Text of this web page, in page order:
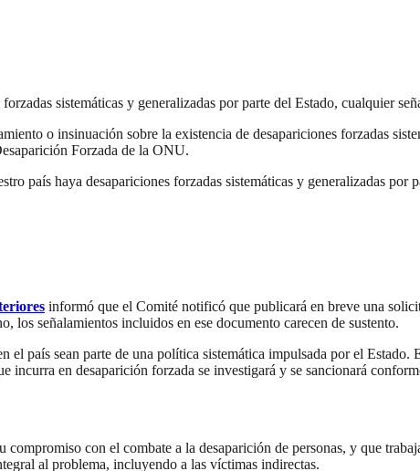
sistemáticas y generalizadas por parte del Estado, cualquier
o insinuación sobre la existencia de desapariciones forzadas
Forzada de la ONU.
haya desapariciones forzadas sistemáticas y generalizadas por
informó que el Comité notificó que publicará en breve una
señalamientos incluidos en ese documento carecen de sustento.
el país sean parte de una política sistemática impulsada por el
en desaparición forzada se investigará y se sancionará
con el combate a la desaparición de personas, y que
al problema, incluyendo a las víctimas indirectas.